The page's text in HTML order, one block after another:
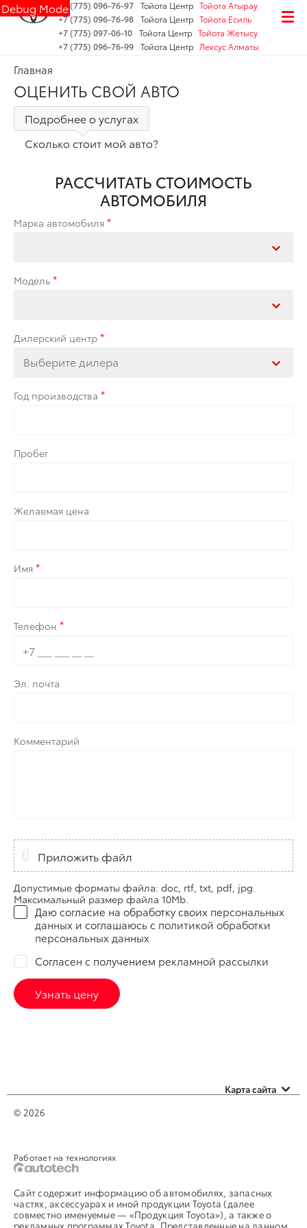
Debug Mode+7 (775) 096-76-97 Тойота Центр Тойота Атырау
+7 (775) 096-76-98 Тойота Центр Тойота Есиль
+7 (775) 097-06-10 Тойота Центр Тойота Жетысу
+7 (775) 096-76-99 Тойота Центр Лексус Алматы
Главная
ОЦЕНИТЬ СВОЙ АВТО
Подробнее о услугах
Сколько стоит мой авто?
РАССЧИТАТЬ СТОИМОСТЬ
АВТОМОБИЛЯ
Марка автомобиля
Модель
Дилерский центр
Выберите дилера
Год производства
Пробег
Желаемая цена
Имя
Телефон
Эл. почта
Комментарий
Приложить файл
Допустимые форматы файла: doc, rtf, txt, pdf, jpg.
Максимальный размер файла 10Mb.
Даю согласие на обработку своих персональных
данных и соглашаюсь с политикой обработки
персональных данных
Согласен с получением рекламной рассылки
Узнать цену
Карта сайта
Автомобили с пробегом
Контакты
© 2026
Работает на технологиях
Сайт содержит информацию об автомобилях, запасных
частях, аксессуарах и иной продукции Toyota (далее
совместно именуемые — «Продукция Toyota»), а также о